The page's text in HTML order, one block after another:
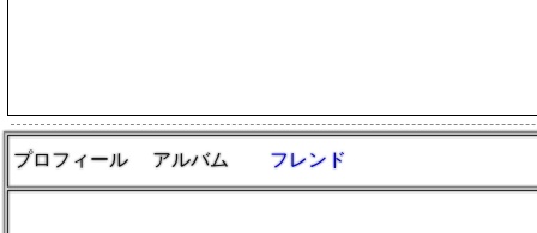
プロフィール アルバム フレンド